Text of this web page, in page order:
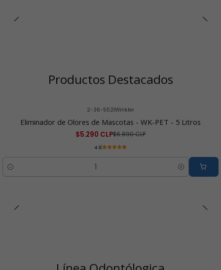
Productos Destacados
2-36-552|Winkler
Eliminador de Olores de Mascotas - WK-PET - 5 Litros
$5.290 CLP$6.890 CLP
4.9
Cantidad